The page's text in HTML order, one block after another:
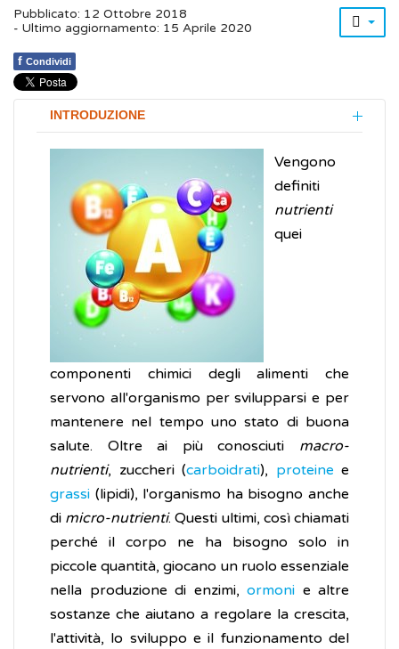
Pubblicato: 12 Ottobre 2018
- Ultimo aggiornamento: 15 Aprile 2020
f Condividi
INTRODUZIONE
Vengono
definiti
nutrienti
quei
componenti chimici degli alimenti che
servono all'organismo per svilupparsi e per
mantenere nel tempo uno stato di buona
salute. Oltre ai più conosciuti macro-
nutrienti, zuccheri (carboidrati), proteine e
grassi (lipidi), l'organismo ha bisogno anche
di micro-nutrienti. Questi ultimi, così chiamati
perché il corpo ne ha bisogno solo in
piccole quantità, giocano un ruolo essenziale
nella produzione di enzimi, ormoni e altre
sostanze che aiutano a regolare la crescita,
l'attività, lo sviluppo e il funzionamento del